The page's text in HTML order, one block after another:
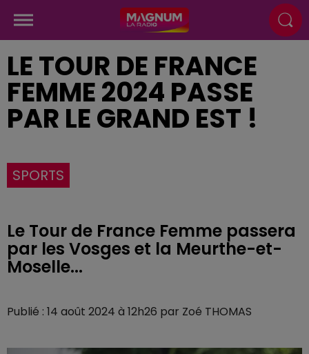
LE TOUR DE FRANCE
FEMME 2024 PASSE
PAR LE GRAND EST !
SPORTS
Le Tour de France Femme passera
par les Vosges et la Meurthe-et-
Moselle...
Publié : 14 août 2024 à 12h26 par Zoé THOMAS